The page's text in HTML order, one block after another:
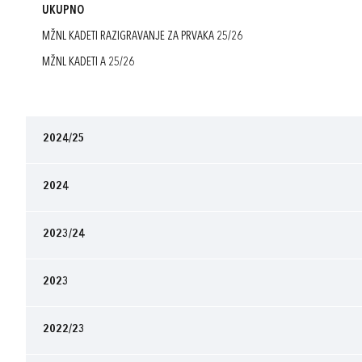
UKUPNO
MŽNL KADETI RAZIGRAVANJE ZA PRVAKA 25/26
MŽNL KADETI A 25/26
2024/25
2024
2023/24
2023
2022/23